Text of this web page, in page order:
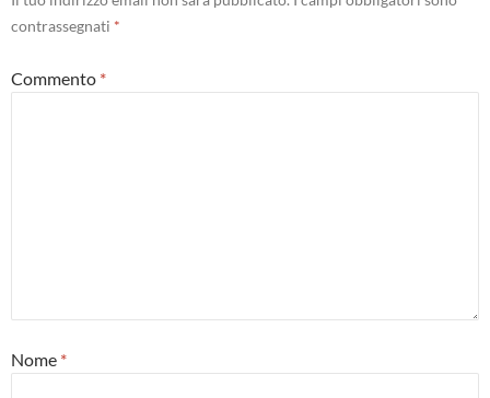
contrassegnati *
Commento *
Nome *